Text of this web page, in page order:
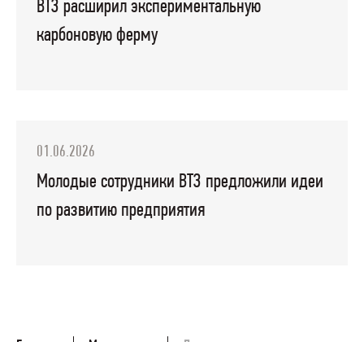
ВТЗ расширил экспериментальную
карбоновую ферму
01.06.2026
Молодые сотрудники ВТЗ предложили идеи
по развитию предприятия